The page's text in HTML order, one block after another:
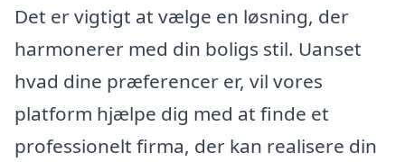
Det er vigtigt at vælge en løsning, der
harmonerer med din boligs stil. Uanset
hvad dine præferencer er, vil vores
platform hjælpe dig med at finde et
professionelt firma, der kan realisere din